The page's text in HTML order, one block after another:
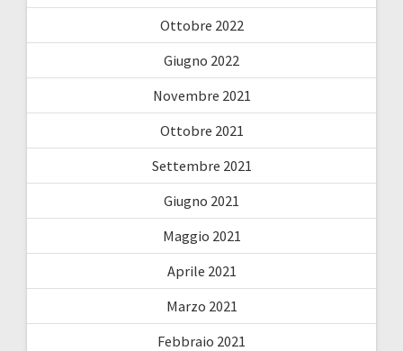
Ottobre 2022
Giugno 2022
Novembre 2021
Ottobre 2021
Settembre 2021
Giugno 2021
Maggio 2021
Aprile 2021
Marzo 2021
Febbraio 2021